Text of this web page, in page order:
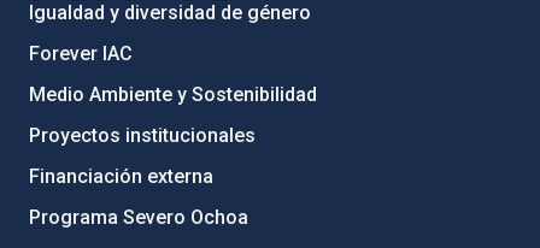
Igualdad y diversidad de género
Forever IAC
Medio Ambiente y Sostenibilidad
Proyectos institucionales
Financiación externa
Programa Severo Ochoa